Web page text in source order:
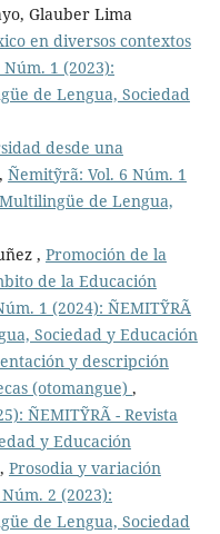
Glauber Lima
en diversos contextos
1 (2023):
de Lengua, Sociedad
desde una
, Ñemitỹrã: Vol. 6 Núm. 1
de Lengua,
, Promoción de la
de la Educación
1 (2024): ÑEMITỸRÃ
Sociedad y Educación
y descripción
(otomangue) ,
ÑEMITỸRÃ - Revista
y Educación
Prosodia y variación
2 (2023):
de Lengua, Sociedad